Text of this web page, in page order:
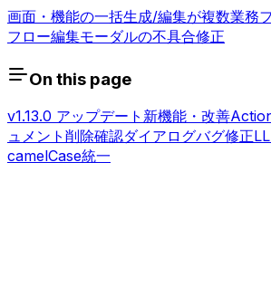
画面・機能の一括生成/編集が複数業務
フロー編集モーダルの不具合修正
On this page
v1.13.0 アップデート 新機能・改善
ュメント削除確認ダイアログバグ修正
camelCase統一